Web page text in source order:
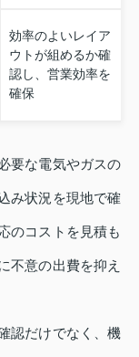
効率のよいレイア
ウトが組めるか確
認し、営業効率を
確保
要な電気やガスの
み状況を現地で確
のコストを見積も
不意の出費を抑え
認だけでなく、機